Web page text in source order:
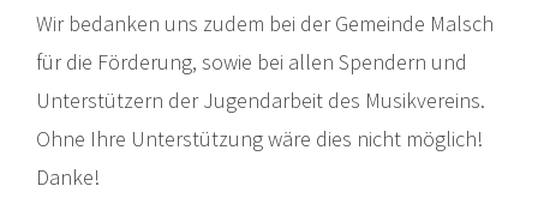
Wir bedanken uns zudem bei der Gemeinde Malsch
für die Förderung, sowie bei allen Spendern und
Unterstützern der Jugendarbeit des Musikvereins.
Ohne Ihre Unterstützung wäre dies nicht möglich!
Danke!